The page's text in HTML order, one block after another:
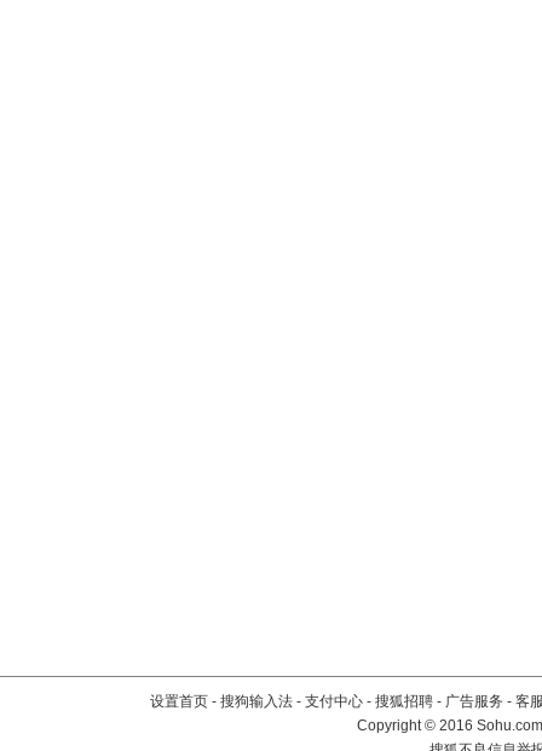
设置首页 - 搜狗输入法 - 支付中心 - 搜狐招聘 - 广告服务 - 客
Copyright©2016